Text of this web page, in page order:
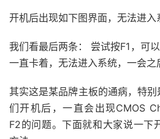
开机后出现如下图界面，无法进入
我们看最后两条： 尝试按F1，可
一直卡着，无法进入系统，一会之
其实这是某品牌主板的通病，特
们开机后，一直会出现CMOS
F2的问题。下面就和大家说一下